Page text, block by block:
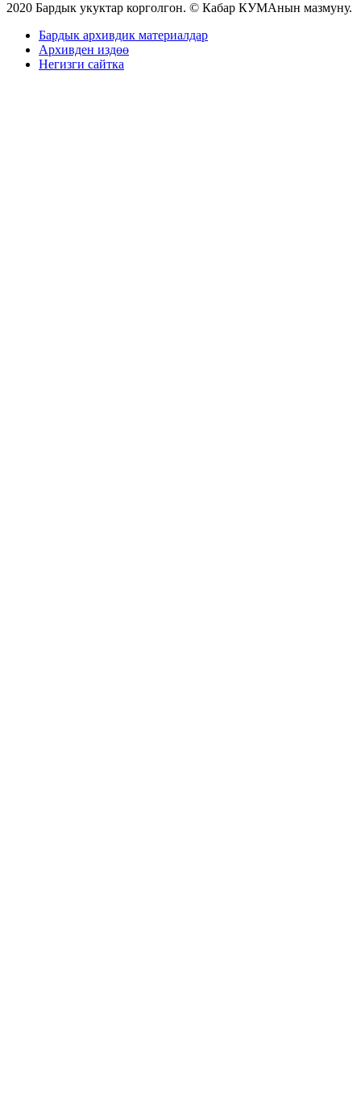
2020 Бардык укуктар корголгон. © Кабар КУМАнын мазмуну.
Бардык архивдик материалдар
Архивден издөө
Негизги сайтка